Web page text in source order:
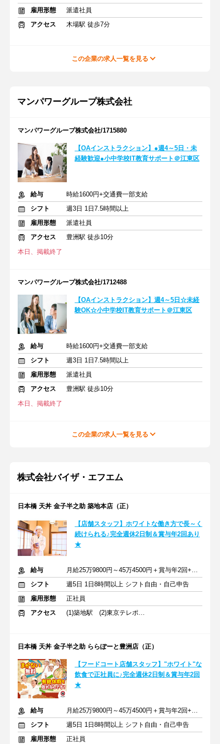
雇用形態
派遣社員
アクセス
木場駅 徒歩7分
この企業の求人一覧を見る
マンパワーグループ株式会社
マンパワーグループ株式会社/1715880
【OAインストラクション】●週4～5日・未
経験歓迎●小中学校IT教育サポート＠江東区
給与
時給1600円+交通費一部支給
シフト
週3日 1日7.5時間以上
雇用形態
派遣社員
アクセス
豊洲駅 徒歩10分
本日、掲載終了
マンパワーグループ株式会社/1712488
【OAインストラクション】週4～5日☆未経
験OK☆小中学校IT教育サポート＠江東区
給与
時給1600円+交通費一部支給
シフト
週3日 1日7.5時間以上
雇用形態
派遣社員
アクセス
豊洲駅 徒歩10分
本日、掲載終了
この企業の求人一覧を見る
株式会社バイザ・エフエム
日本橋 天丼 金子半之助 築地本店（正）
【店舗スタッフ】ホワイトな働き方で長～く
続けられる♪完全週休2日制＆賞与年2回あり
★
給与
月給25万9800円～45万4500円＋賞与年2回+交通費
シフト
週5日 1日8時間以上 シフト自由・自己申告
雇用形態
正社員
アクセス
(1)築地駅 (2)東京テレポート駅
日本橋 天丼 金子半之助 ららぽーと豊洲店（正）
【フードコート店舗スタッフ】"ホワイト"な
飲食で正社員に♪完全週休2日制＆賞与年2回
★
給与
月給25万9800円～45万4500円＋賞与年2回+交通費
シフト
週5日 1日8時間以上 シフト自由・自己申告
雇用形態
正社員